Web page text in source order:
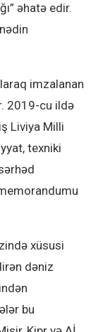
əhatə edir.
imzalanan
2019-cu ildə
Liviya Milli
texniki
xüsusi
dəniz
bu